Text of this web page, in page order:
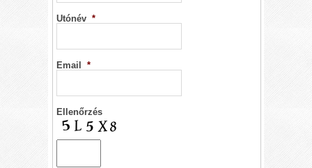
Utónév *
Email *
Ellenőrzés